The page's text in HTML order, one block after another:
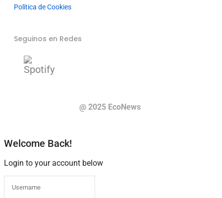
Política de Cookies
Seguinos en Redes
@ 2025 EcoNews
Welcome Back!
Login to your account below